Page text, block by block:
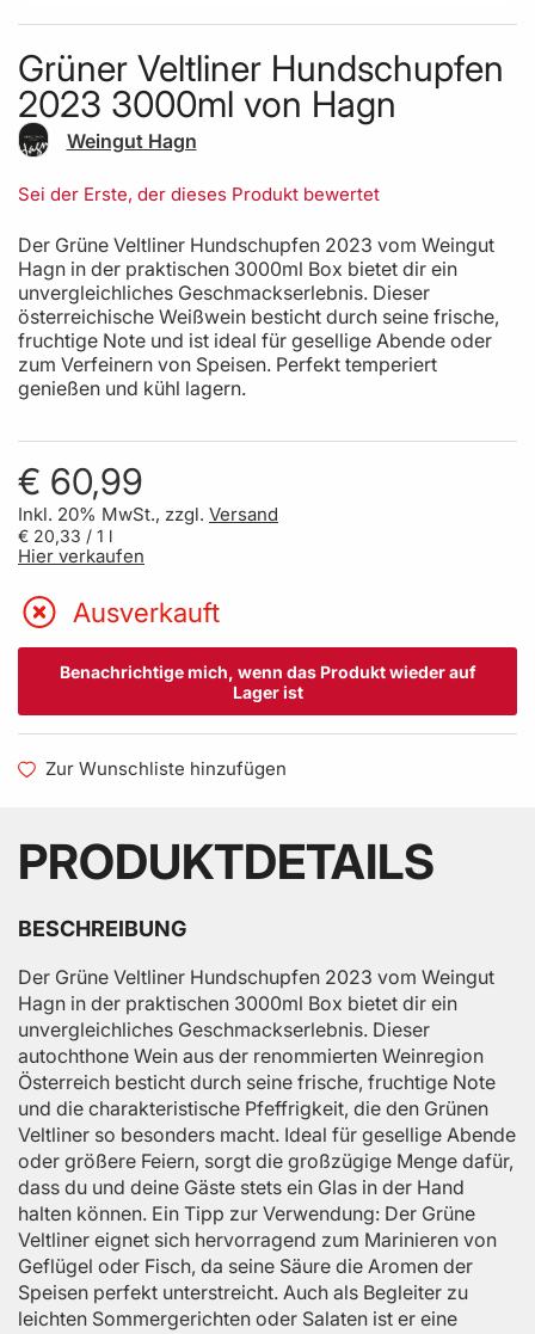
Skip to the beginning of the images gallery
Grüner Veltliner Hundschupfen
2023 3000ml von Hagn
Weingut Hagn
Sei der Erste, der dieses Produkt bewertet
Der Grüne Veltliner Hundschupfen 2023 vom Weingut
Hagn in der praktischen 3000ml Box bietet dir ein
unvergleichliches Geschmackserlebnis. Dieser
österreichische Weißwein besticht durch seine frische,
fruchtige Note und ist ideal für gesellige Abende oder
zum Verfeinern von Speisen. Perfekt temperiert
genießen und kühl lagern.
€ 60,99
Inkl. 20% MwSt., zzgl. Versand
€ 20,33 / 1 l
Hier verkaufen
Ausverkauft
Benachrichtige mich, wenn das Produkt wieder auf
Lager ist
Zur Wunschliste hinzufügen
PRODUKTDETAILS
BESCHREIBUNG
Der Grüne Veltliner Hundschupfen 2023 vom Weingut
Hagn in der praktischen 3000ml Box bietet dir ein
unvergleichliches Geschmackserlebnis. Dieser
autochthone Wein aus der renommierten Weinregion
Österreich besticht durch seine frische, fruchtige Note
und die charakteristische Pfeffrigkeit, die den Grünen
Veltliner so besonders macht. Ideal für gesellige Abende
oder größere Feiern, sorgt die großzügige Menge dafür,
dass du und deine Gäste stets ein Glas in der Hand
halten können. Ein Tipp zur Verwendung: Der Grüne
Veltliner eignet sich hervorragend zum Marinieren von
Geflügel oder Fisch, da seine Säure die Aromen der
Speisen perfekt unterstreicht. Auch als Begleiter zu
leichten Sommergerichten oder Salaten ist er eine